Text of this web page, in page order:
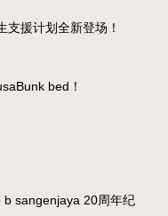
支援计划全新登场！
bed！
b sangenjaya 20周年纪